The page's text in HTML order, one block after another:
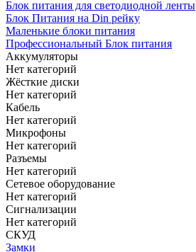
Блок питания для светодиодной ленты
Блок Питания на Din рейку
Маленькие блоки питания
Профессиональный Блок питания
Аккумуляторы
Нет категорий
Жёсткие диски
Нет категорий
Кабель
Нет категорий
Микрофоны
Нет категорий
Разъемы
Нет категорий
Сетевое оборудование
Нет категорий
Сигнализации
Нет категорий
СКУД
Замки